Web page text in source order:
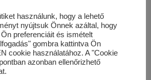
használunk, hogy a lehető
nyújtsuk Önnek azáltal, hogy
preferenciáit és ismételt
gombra kattintva Ön
cookie használatához. A "Cookie
azonban ellenőrizhető